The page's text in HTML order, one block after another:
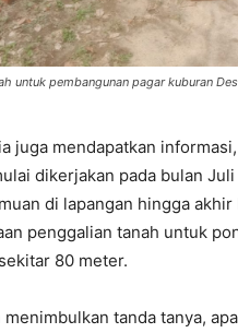
untuk pembangunan pagar kuburan
juga mendapatkan
dikerjakan pada bulan
di lapangan hingga
penggalian tanah untuk
80 meter.
menimbulkan tanda tanya,